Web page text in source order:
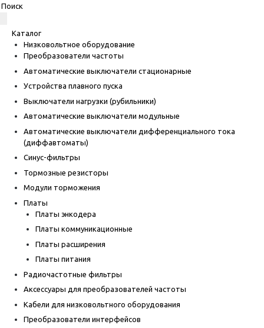
Каталог
Низковольтное оборудование
Преобразователи частоты
Автоматические выключатели стационарные
Устройства плавного пуска
Выключатели нагрузки (рубильники)
Автоматические выключатели модульные
Автоматические выключатели дифференциального тока
(диффавтоматы)
Синус-фильтры
Тормозные резисторы
Модули торможения
Платы
Платы энкодера
Платы коммуникационные
Платы расширения
Платы питания
Радиочастотные фильтры
Аксессуары для преобразователей частоты
Кабели для низковольтного оборудования
Преобразователи интерфейсов